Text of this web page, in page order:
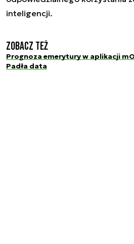
inteligencji.
Zobacz też
Prognoza emerytury w aplikacji
Padła data